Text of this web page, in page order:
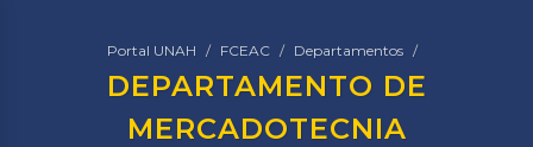
Portal UNAH FCEAC Departamentos
DEPARTAMENTO DE
MERCADOTECNIA